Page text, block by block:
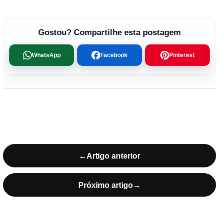
Gostou? Compartilhe esta postagem
WhatsApp Facebook Pinterest
← Artigo anterior
Próximo artigo→